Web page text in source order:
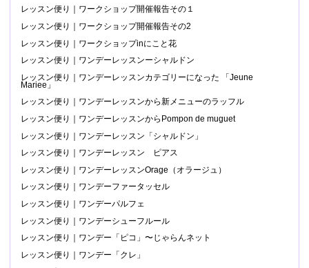
レッスン便り｜ワークショップ開催報告その１
レッスン便り｜ワークショップ開催報告その2
レッスン便り｜ワークショップinにこと花
レッスン便り｜ワンデーレッスンーシャルドン
レッスン便り｜ワンデーレッスンカテゴリーになった 「Jeune
Mariee」
レッスン便り｜ワンデーレッスンから新メニューのラッフル
レッスン便り｜ワンデーレッスンからPompon de muguet
レッスン便り｜ワンデーレッスン「シャルドン」
レッスン便り｜ワンデーレッスン ピアス
レッスン便り｜ワンデーレッスンOrage（オラージュ）
レッスン便り｜ワンデーファータッセル
レッスン便り｜ワンデーパルフェ
レッスン便り｜ワンデーシューフルール
レッスン便り｜ワンデー「ピコ」〜じゃらんネット
レッスン便り｜ワンデー「クレ」